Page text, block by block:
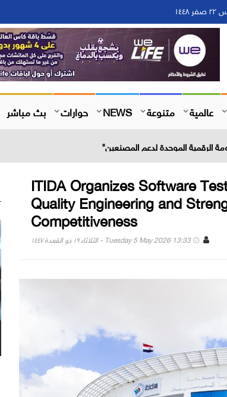
عالمية متنوعة NEWS حوارات بث مباشر
الرقمية الموحدة لدعم المصنعين"
ITIDA Organizes Software
Quality Engineering and
Competitiveness
Tuesday 5 May 2026 13:33 - الثلاثاء ١٩ ذو القعدة ١٤٤٧